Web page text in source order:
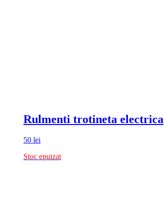
Rulmenti trotineta electrica
50 lei
Stoc epuizat